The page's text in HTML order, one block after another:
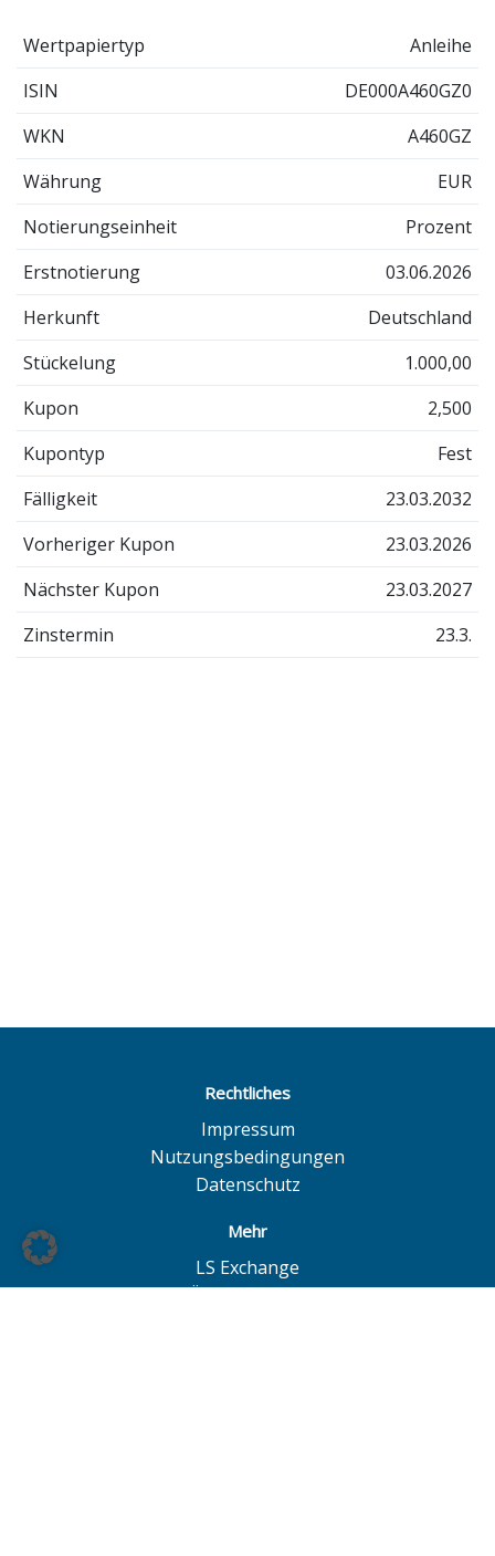
Wertpapiertyp
Anleihe
ISIN
DE000A460GZ0
WKN
A460GZ
Währung
EUR
Notierungseinheit
Prozent
Erstnotierung
03.06.2026
Herkunft
Deutschland
Stückelung
1.000,00
Kupon
2,500
Kupontyp
Fest
Fälligkeit
23.03.2032
Vorheriger Kupon
23.03.2026
Nächster Kupon
23.03.2027
Zinstermin
23.3.
Rechtliches
Impressum
Nutzungsbedingungen
Datenschutz
Mehr
LS Exchange
BÖAG Börsen AG